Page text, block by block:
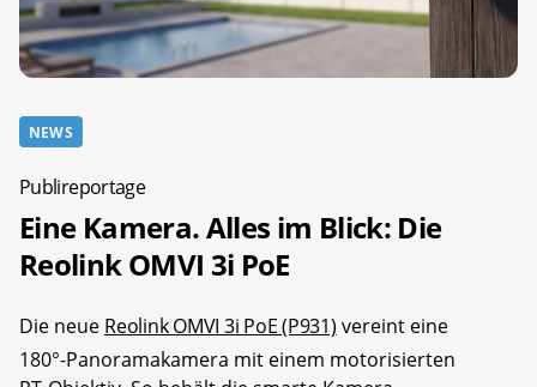
NEWS
Publireportage
Eine Kamera. Alles im Blick: Die
Reolink OMVI 3i PoE
Die neue Reolink OMVI 3i PoE (P931) vereint eine
180°-Panoramakamera mit einem motorisierten